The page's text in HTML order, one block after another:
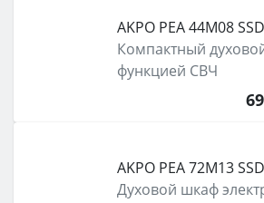
AKPO PEA 44M08
Компактный
функцией СВЧ
AKPO PEA 72M13
Духовой шкаф